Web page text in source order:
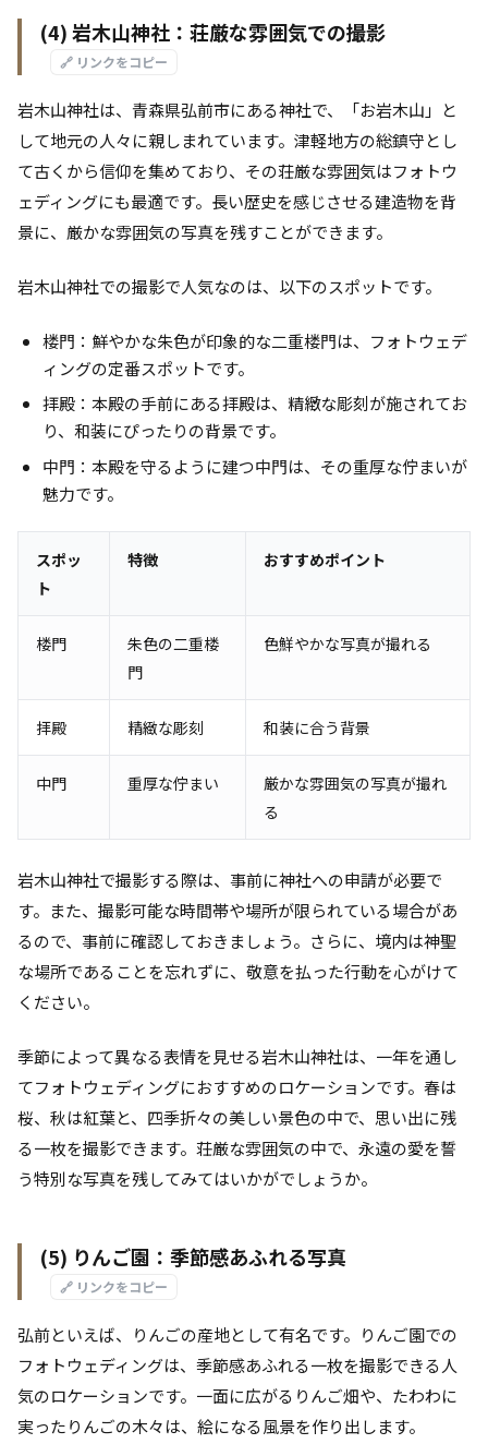
(4) 岩木山神社：荘厳な雰囲気での撮影
🔗 リンクをコピー
岩木山神社は、青森県弘前市にある神社で、「お岩木山」と
して地元の人々に親しまれています。津軽地方の総鎮守とし
て古くから信仰を集めており、その荘厳な雰囲気はフォトウ
ェディングにも最適です。長い歴史を感じさせる建造物を背
景に、厳かな雰囲気の写真を残すことができます。
岩木山神社での撮影で人気なのは、以下のスポットです。
楼門：鮮やかな朱色が印象的な二重楼門は、フォトウェデ
ィングの定番スポットです。
拝殿：本殿の手前にある拝殿は、精緻な彫刻が施されてお
り、和装にぴったりの背景です。
中門：本殿を守るように建つ中門は、その重厚な佇まいが
魅力です。
スポッ
ト
特徴 おすすめポイント
楼門
朱色の二重楼
門
色鮮やかな写真が撮れる
拝殿 精緻な彫刻 和装に合う背景
中門 重厚な佇まい
厳かな雰囲気の写真が撮れ
る
岩木山神社で撮影する際は、事前に神社への申請が必要で
す。また、撮影可能な時間帯や場所が限られている場合があ
るので、事前に確認しておきましょう。さらに、境内は神聖
な場所であることを忘れずに、敬意を払った行動を心がけて
ください。
季節によって異なる表情を見せる岩木山神社は、一年を通し
てフォトウェディングにおすすめのロケーションです。春は
桜、秋は紅葉と、四季折々の美しい景色の中で、思い出に残
る一枚を撮影できます。荘厳な雰囲気の中で、永遠の愛を誓
う特別な写真を残してみてはいかがでしょうか。
(5) りんご園：季節感あふれる写真
🔗 リンクをコピー
弘前といえば、りんごの産地として有名です。りんご園での
フォトウェディングは、季節感あふれる一枚を撮影できる人
気のロケーションです。一面に広がるりんご畑や、たわわに
実ったりんごの木々は、絵になる風景を作り出します。